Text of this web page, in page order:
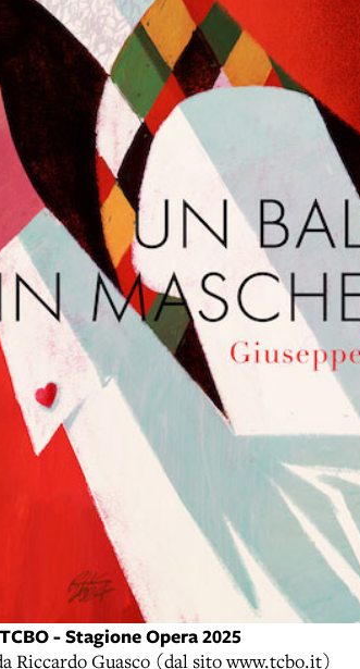
- Stagione Opera 2025
Riccardo Guasco (dal sito www.tcbo.it)